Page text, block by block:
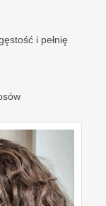
i pełnię